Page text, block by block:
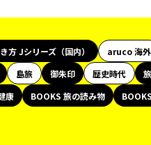
方 Jシリーズ（国内） aruco 海外
島旅 御朱印 歴史時代
康 BOOKS 旅の読み物 BOOKS